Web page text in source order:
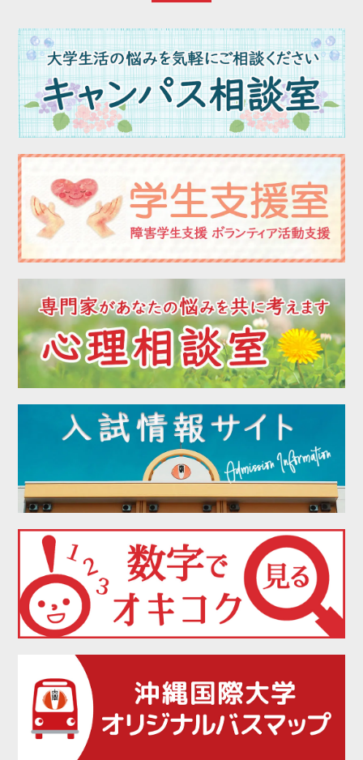
2023年03月
2023年02月
2023年01月
2022年12月
2022年09月
2022年08月
2022年05月
2022年04月
2022年03月
2022年02月
2021年12月
2021年09月
2021年07月
2021年06月
2021年05月
2021年04月
2021年02月
2021年01月
2020年12月
2020年11月